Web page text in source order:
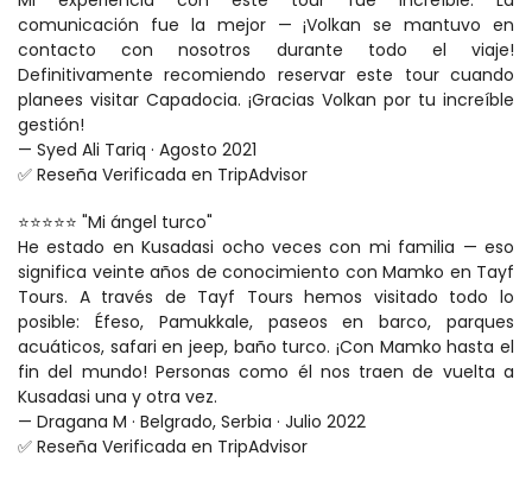
comunicación fue la mejor — ¡Volkan se mantuvo en
contacto con nosotros durante todo el viaje!
Definitivamente recomiendo reservar este tour cuando
planees visitar Capadocia. ¡Gracias Volkan por tu increíble
gestión!
— Syed Ali Tariq · Agosto 2021
✅ Reseña Verificada en TripAdvisor
⭐⭐⭐⭐⭐ "Mi ángel turco"
He estado en Kusadasi ocho veces con mi familia — eso
significa veinte años de conocimiento con Mamko en Tayf
Tours. A través de Tayf Tours hemos visitado todo lo
posible: Éfeso, Pamukkale, paseos en barco, parques
acuáticos, safari en jeep, baño turco. ¡Con Mamko hasta el
fin del mundo! Personas como él nos traen de vuelta a
Kusadasi una y otra vez.
— Dragana M · Belgrado, Serbia · Julio 2022
✅ Reseña Verificada en TripAdvisor